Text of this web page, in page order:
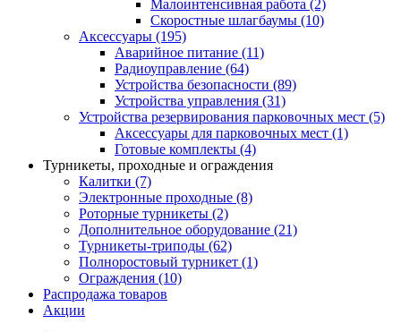
Малоинтенсивная работа (2)
Скоростные шлагбаумы (10)
Аксессуары (195)
Аварийное питание (11)
Радиоуправление (64)
Устройства безопасности (89)
Устройства управления (31)
Устройства резервирования парковочных мест (5)
Аксессуары для парковочных мест (1)
Готовые комплекты (4)
Турникеты, проходные и ограждения
Калитки (7)
Электронные проходные (8)
Роторные турникеты (2)
Дополнительное оборудование (21)
Турникеты-триподы (62)
Полноростовый турникет (1)
Ограждения (10)
Распродажа товаров
Акции